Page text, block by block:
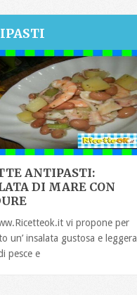
ANTIPASTI:
DI MARE CON
vi propone per
un’ insalata gustosa e leggera
pesce e